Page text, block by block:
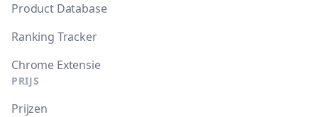
Product Database
Ranking Tracker
Chrome Extensie
PRIJS
Prijzen